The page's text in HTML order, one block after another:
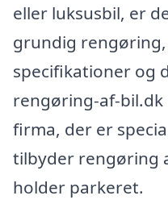
eller luksusbil, er
grundig
specifikationer og
rengøring-af-
firma, der er
tilbyder rengøring
holder parkeret.